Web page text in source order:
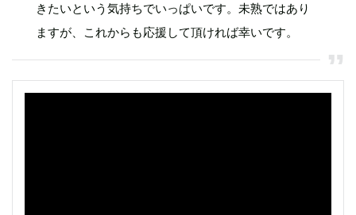
きたいという気持ちでいっぱいです。未熟ではあり
ますが、これからも応援して頂ければ幸いです。